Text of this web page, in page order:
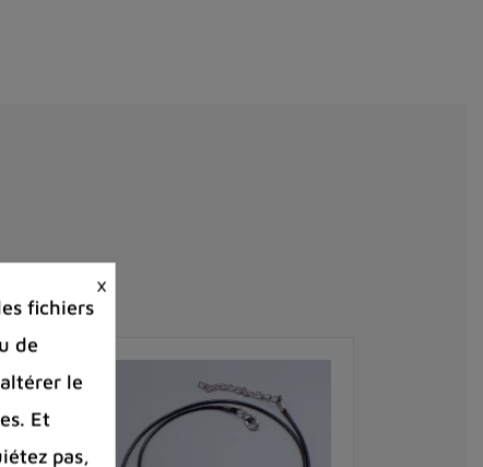
×
fichiers
de
le
Et
pas,